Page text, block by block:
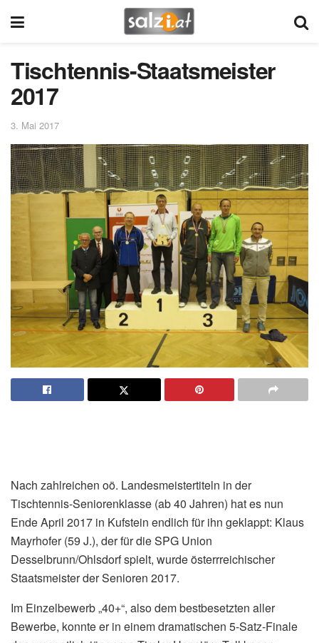
Tischtennis-Staatsmeister
2017
3. Mai 2017
Nach zahlreichen oö. Landesmeistertiteln in der
Tischtennis-Seniorenklasse (ab 40 Jahren) hat es nun
Ende April 2017 in Kufstein endlich für ihn geklappt: Klaus
Mayrhofer (59 J.), der für die SPG Union
Desselbrunn/Ohlsdorf spielt, wurde österrreichischer
Staatsmeister der Senioren 2017.
Im Einzelbewerb „40+“, also dem bestbesetzten aller
Bewerbe, konnte er in einem dramatischen 5-Satz-Finale